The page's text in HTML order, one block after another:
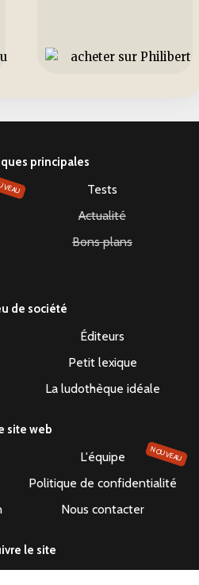
principales
Tests
Actualité
Bons plans
de société
Éditeurs
Petit lexique
La ludothèque idéale
site web
L'équipe NOUVEAU
Politique de confidentialité
Nous contacter
le site